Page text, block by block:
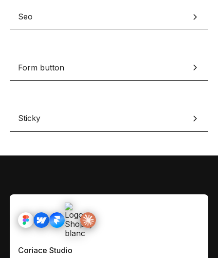
Scripts Webflow
Ressources & actualités
L'histoire de Coriace
Seo
Form button
Sticky
Coriace Studio